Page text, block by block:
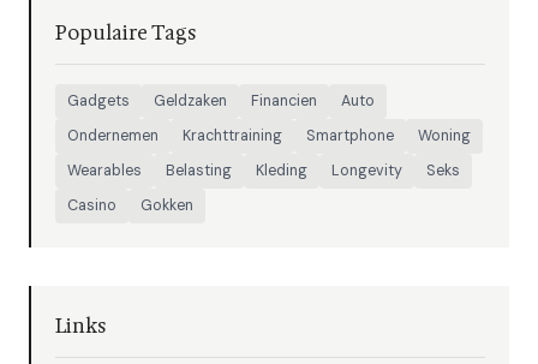
Populaire Tags
Gadgets Geldzaken Financien
Auto
Ondernemen
Krachttraining Smartphone
Woning
Wearables
Belasting Kleding Longevity
Seks
Casino
Gokken
Links